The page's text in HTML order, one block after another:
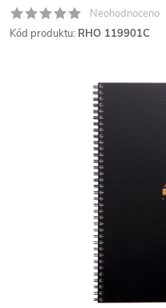
Neohodnoceno
Kód produktu: RHO 119901C